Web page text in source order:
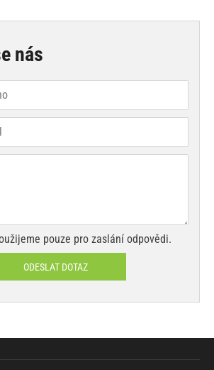
nás
pouze pro zaslání odpovědi.
ODESLAT DOTAZ